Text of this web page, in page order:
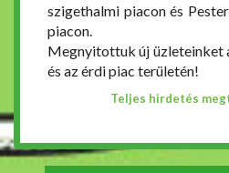
szigethalmi piacon és
piacon.
Megnyitottuk új üzleteinket
és az érdi piac területén!
Teljes hirdetés